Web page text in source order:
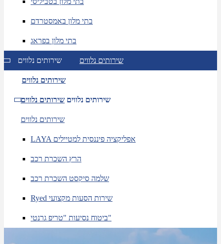
בתי מלון באמסטרדם
בתי מלון בפראג
שירותים נלווים שירותים נלווים
שירותים נלווים
שירותים נלווים שירותים נלווים
שירותים נלווים
LAYA אפליקציה פיננסית למטיילים
הרץ השכרת רכב
שלמה סיקסט השכרת רכב
Ryed שירות הסעות מקצועי
ביטוח נסיעות "טריפ גרנטי"